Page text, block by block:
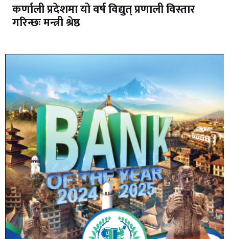
कर्णाली प्रदेशमा यो वर्ष विद्युत् प्रणाली विस्तार
गरिन्छः मन्त्री श्रेष्ठ